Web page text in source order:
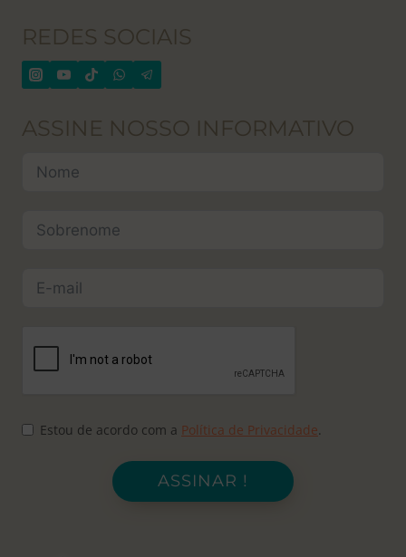
REDES SOCIAIS
ASSINE NOSSO INFORMATIVO
Estou de acordo com a Política de Privacidade.
ASSINAR !